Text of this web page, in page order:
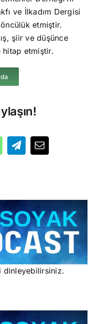
ve İlkadım Dergisi
etmiştir.
şiir ve düşünce
etmiştir.
dinleyebilirsiniz.